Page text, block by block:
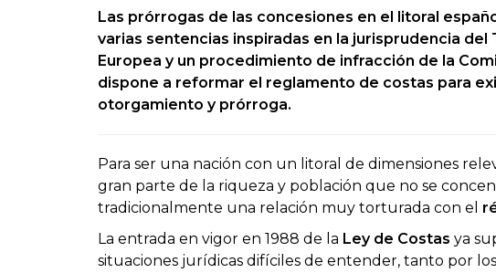
Las prórrogas de las concesiones en el litoral
varias sentencias inspiradas en la jurisprudencia del
Europea y un procedimiento de infracción de la
dispone a reformar el reglamento de costas para
otorgamiento y prórroga.
Para ser una nación con un litoral de dimensiones
gran parte de la riqueza y población que no se
tradicionalmente una relación muy torturada con el
La entrada en vigor en 1988 de la Ley de Costas ya
situaciones jurídicas difíciles de entender, tanto por